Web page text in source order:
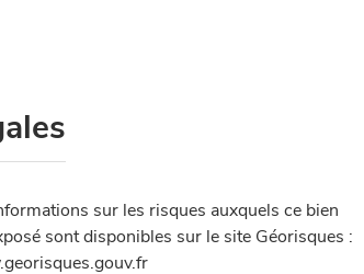
sur les risques auxquels ce bien
sont disponibles sur le site Géorisques :